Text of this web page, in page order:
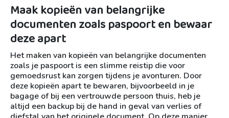
Maak kopieën van belangrijke
documenten zoals paspoort en bewaar
deze apart
Het maken van kopieën van belangrijke documenten
zoals je paspoort is een slimme reistip die voor
gemoedsrust kan zorgen tijdens je avonturen. Door
deze kopieën apart te bewaren, bijvoorbeeld in je
bagage of bij een vertrouwde persoon thuis, heb je
altijd een backup bij de hand in geval van verlies of